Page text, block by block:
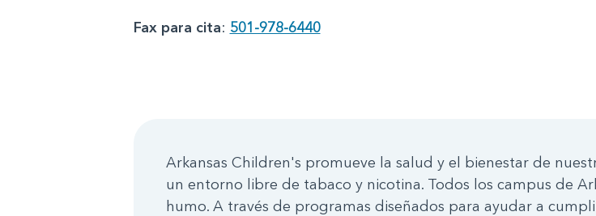
Fax para cita: 501-978-6440
Arkansas Children's promueve la salud y el bienestar de
un entorno libre de tabaco y nicotina. Todos los campus de
humo. A través de programas diseñados para ayudar a